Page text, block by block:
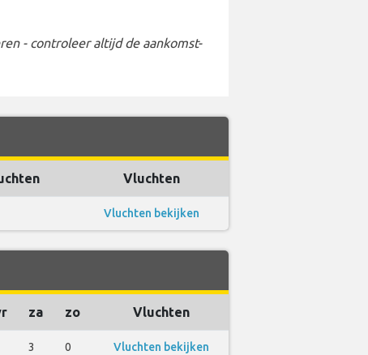
- controleer altijd de aankomst-
Vluchten
Vluchten bekijken
za zo Vluchten
3 0 Vluchten bekijken